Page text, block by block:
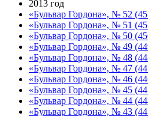
2013 год
«Бульвар Гордона», № 52
«Бульвар Гордона», № 51
«Бульвар Гордона», № 50
«Бульвар Гордона», № 49
«Бульвар Гордона», № 48
«Бульвар Гордона», № 47
«Бульвар Гордона», № 46
«Бульвар Гордона», № 45
«Бульвар Гордона», № 44
«Бульвар Гордона», № 43